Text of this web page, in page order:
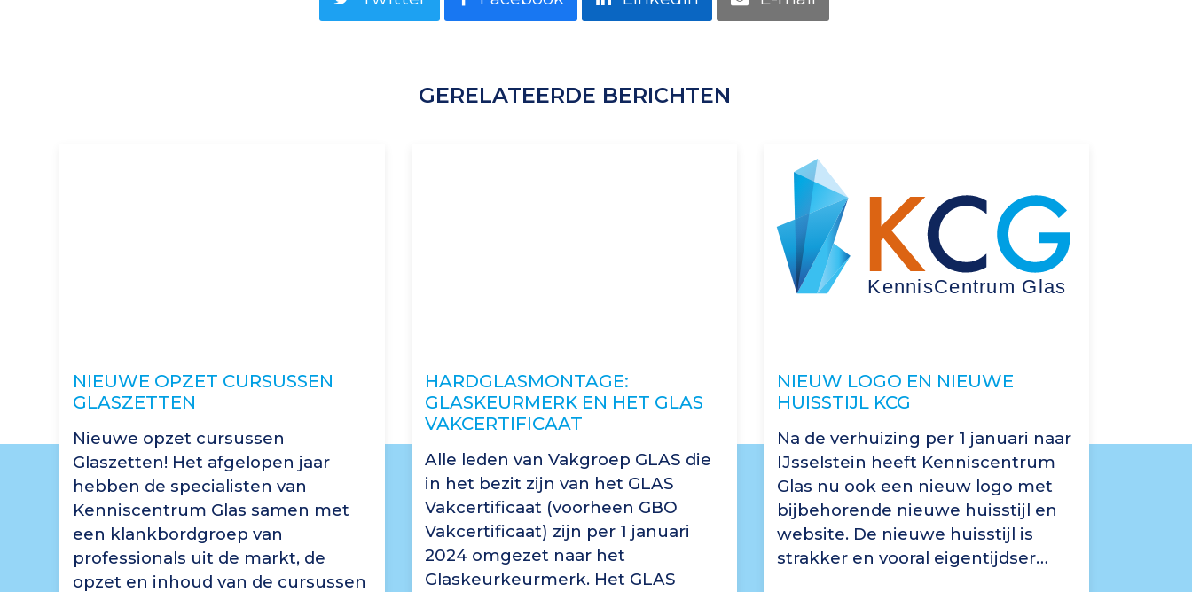
GERELATEERDE BERICHTEN
NIEUWE OPZET CURSUSSEN
GLASZETTEN
Nieuwe opzet cursussen
Glaszetten! Het afgelopen jaar
hebben de specialisten van
Kenniscentrum Glas samen met
een klankbordgroep van
professionals uit de markt, de
opzet en inhoud van de cursussen
HARDGLASMONTAGE:
GLASKEURMERK EN HET GLAS
VAKCERTIFICAAT
Alle leden van Vakgroep GLAS die
in het bezit zijn van het GLAS
Vakcertificaat (voorheen GBO
Vakcertificaat) zijn per 1 januari
2024 omgezet naar het
Glaskeurkeurmerk. Het GLAS
NIEUW LOGO EN NIEUWE
HUISSTIJL KCG
Na de verhuizing per 1 januari naar
IJsselstein heeft Kenniscentrum
Glas nu ook een nieuw logo met
bijbehorende nieuwe huisstijl en
website. De nieuwe huisstijl is
strakker en vooral eigentijdser…